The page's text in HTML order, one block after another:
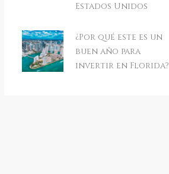
Estados Unidos
¿Por qué este es un
buen año para
invertir en Florida?